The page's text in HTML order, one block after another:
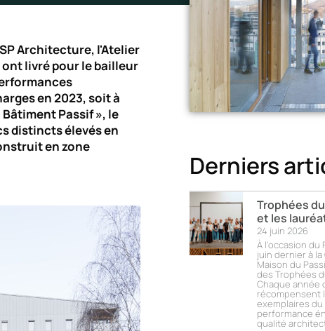
Architecture, l'Atelier
livré pour le bailleur
en 2023, soit à
Passif », le
distincts élevés en
en zone
Derniers
Trophées
et les
24 juin 2026
À l’occasion du
juin dernier à la
Maison du
des Trophées
Chaque année
récompensent
exemplaires
performance
qualité